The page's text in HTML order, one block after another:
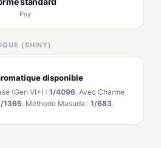
Psy
(SHINY)
disponible
(Gen VI+) : 1/4096. Avec Charme
1365. Méthode Masuda : 1/683.